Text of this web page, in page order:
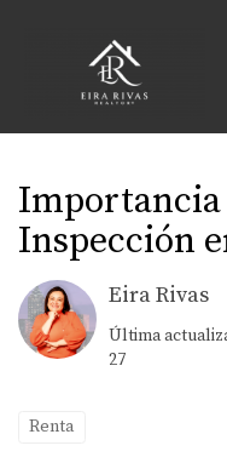
Importancia
Inspección
Eira Rivas
Última
27
Renta